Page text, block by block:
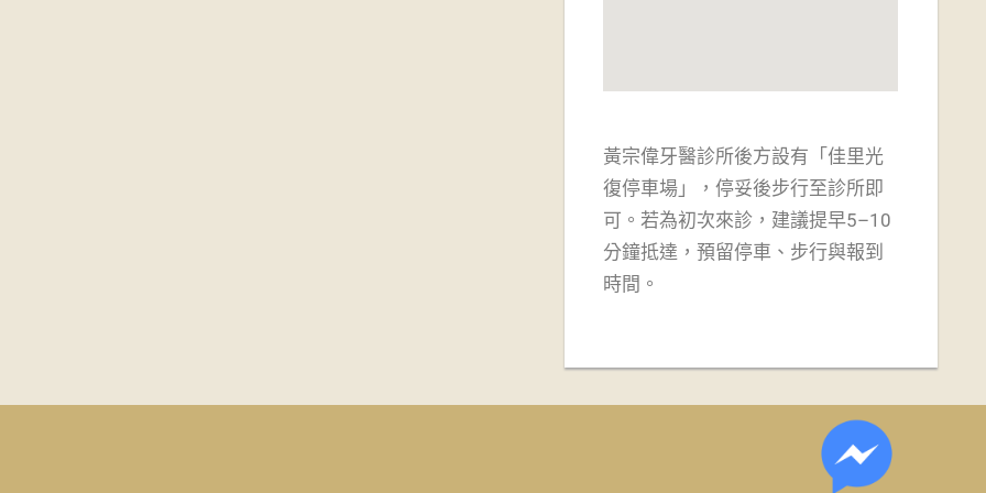
黃宗偉牙醫診所後方設有「佳里光
復停車場」，停妥後步行至診所即
可。若為初次來診，建議提早5–10
分鐘抵達，預留停車、步行與報到
時間。